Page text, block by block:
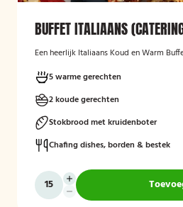
BUFFET ITALIAANS
Een heerlijk Italiaans Koud en Warm
5 warme gerechten
2 koude gerechten
Stokbrood met kruidenboter
Chafing dishes, borden & bestek